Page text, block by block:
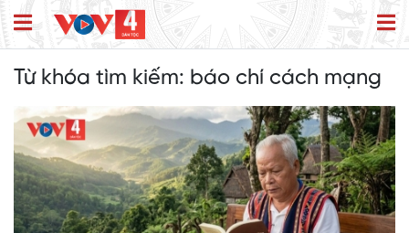
Từ khóa tìm kiếm: báo chí cách mạng